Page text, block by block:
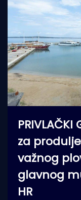
za
važnog
glavnog
HR